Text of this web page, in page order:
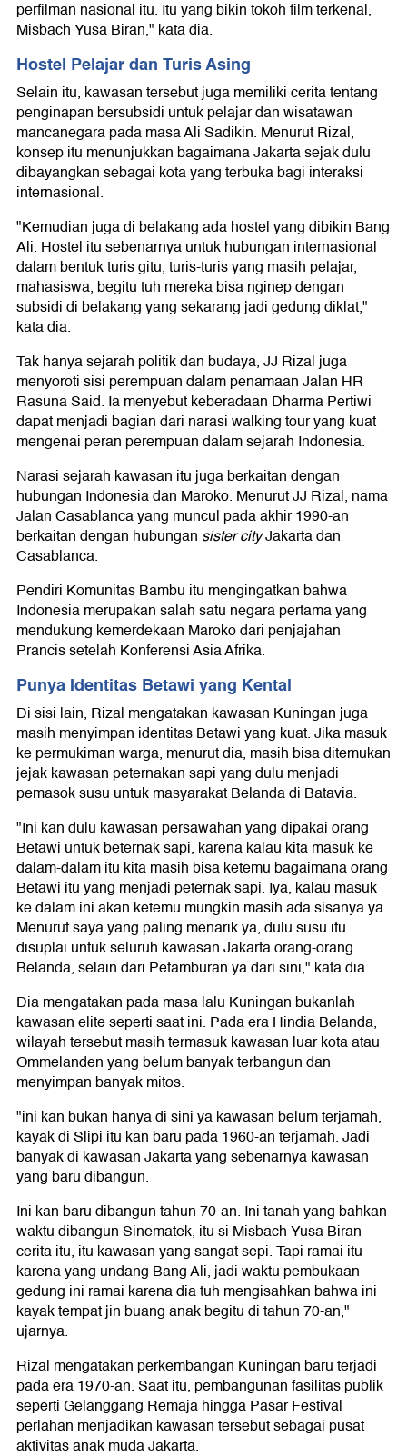
perfilman nasional itu. Itu yang bikin tokoh film terkenal,
Misbach Yusa Biran," kata dia.
Hostel Pelajar dan Turis Asing
Selain itu, kawasan tersebut juga memiliki cerita tentang
penginapan bersubsidi untuk pelajar dan wisatawan
mancanegara pada masa Ali Sadikin. Menurut Rizal,
konsep itu menunjukkan bagaimana Jakarta sejak dulu
dibayangkan sebagai kota yang terbuka bagi interaksi
internasional.
"Kemudian juga di belakang ada hostel yang dibikin Bang
Ali. Hostel itu sebenarnya untuk hubungan internasional
dalam bentuk turis gitu, turis-turis yang masih pelajar,
mahasiswa, begitu tuh mereka bisa nginep dengan
subsidi di belakang yang sekarang jadi gedung diklat,"
kata dia.
Tak hanya sejarah politik dan budaya, JJ Rizal juga
menyoroti sisi perempuan dalam penamaan Jalan HR
Rasuna Said. Ia menyebut keberadaan Dharma Pertiwi
dapat menjadi bagian dari narasi walking tour yang kuat
mengenai peran perempuan dalam sejarah Indonesia.
Narasi sejarah kawasan itu juga berkaitan dengan
hubungan Indonesia dan Maroko. Menurut JJ Rizal, nama
Jalan Casablanca yang muncul pada akhir 1990-an
berkaitan dengan hubungan sister cityJakarta dan
Casablanca.
Pendiri Komunitas Bambu itu mengingatkan bahwa
Indonesia merupakan salah satu negara pertama yang
mendukung kemerdekaan Maroko dari penjajahan
Prancis setelah Konferensi Asia Afrika.
Punya Identitas Betawi yang Kental
Di sisi lain, Rizal mengatakan kawasan Kuningan juga
masih menyimpan identitas Betawi yang kuat. Jika masuk
ke permukiman warga, menurut dia, masih bisa ditemukan
jejak kawasan peternakan sapi yang dulu menjadi
pemasok susu untuk masyarakat Belanda di Batavia.
"Ini kan dulu kawasan persawahan yang dipakai orang
Betawi untuk beternak sapi, karena kalau kita masuk ke
dalam-dalam itu kita masih bisa ketemu bagaimana orang
Betawi itu yang menjadi peternak sapi. Iya, kalau masuk
ke dalam ini akan ketemu mungkin masih ada sisanya ya.
Menurut saya yang paling menarik ya, dulu susu itu
disuplai untuk seluruh kawasan Jakarta orang-orang
Belanda, selain dari Petamburan ya dari sini," kata dia.
Dia mengatakan pada masa lalu Kuningan bukanlah
kawasan elite seperti saat ini. Pada era Hindia Belanda,
wilayah tersebut masih termasuk kawasan luar kota atau
Ommelanden yang belum banyak terbangun dan
menyimpan banyak mitos.
"ini kan bukan hanya di sini ya kawasan belum terjamah,
kayak di Slipi itu kan baru pada 1960-an terjamah. Jadi
banyak di kawasan Jakarta yang sebenarnya kawasan
yang baru dibangun.
Ini kan baru dibangun tahun 70-an. Ini tanah yang bahkan
waktu dibangun Sinematek, itu si Misbach Yusa Biran
cerita itu, itu kawasan yang sangat sepi. Tapi ramai itu
karena yang undang Bang Ali, jadi waktu pembukaan
gedung ini ramai karena dia tuh mengisahkan bahwa ini
kayak tempat jin buang anak begitu di tahun 70-an,"
ujarnya.
Rizal mengatakan perkembangan Kuningan baru terjadi
pada era 1970-an. Saat itu, pembangunan fasilitas publik
seperti Gelanggang Remaja hingga Pasar Festival
perlahan menjadikan kawasan tersebut sebagai pusat
aktivitas anak muda Jakarta.